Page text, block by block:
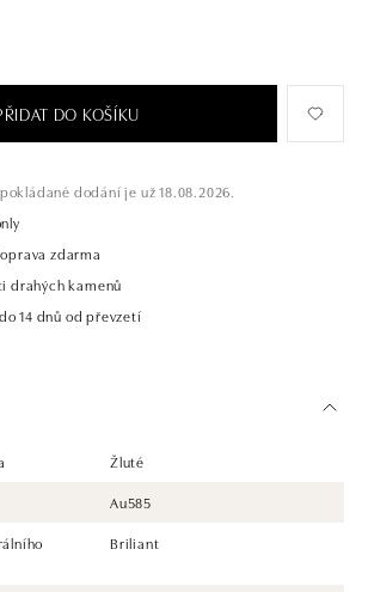
DO KOŠÍKU
dodání je už 18.08.2026.
zdarma
drahých kamenů
14 dnů od převzetí
Žluté
Au585
Briliant